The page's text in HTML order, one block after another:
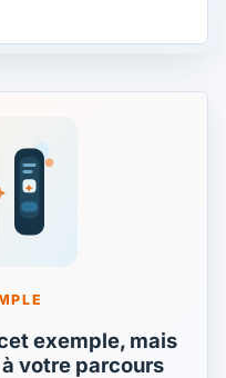
exemple, mais
votre parcours